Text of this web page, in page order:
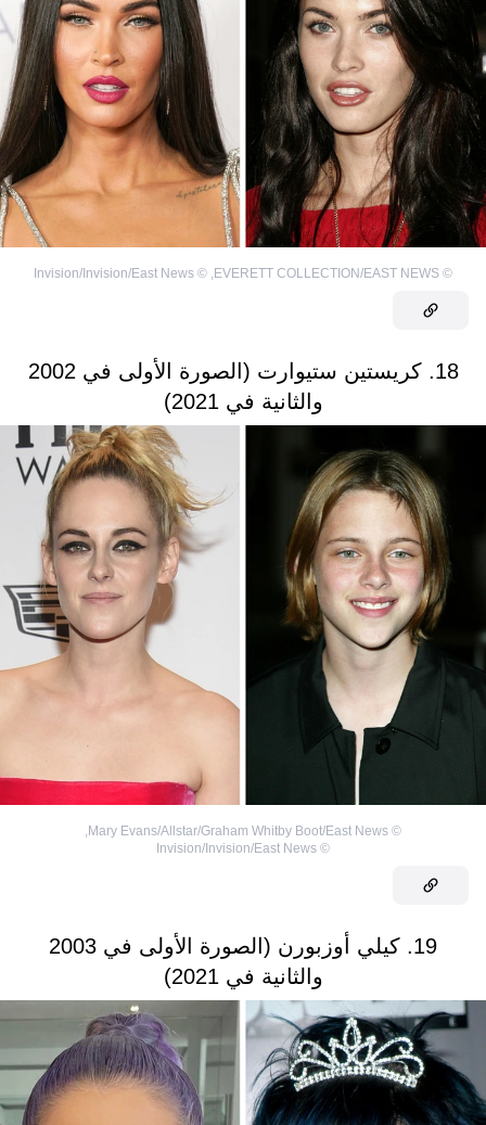
©
EVERETT COLLECTION/EAST NEWS
,
©
Invision/Invision/East News
18. كريستين ستيوارت (الصورة الأولى في 2002
والثانية في 2021)
©
Mary Evans/Allstar/Graham Whitby Boot/East News
©
Invision/Invision/East News
19. كيلي أوزبورن (الصورة الأولى في 2003
والثانية في 2021)